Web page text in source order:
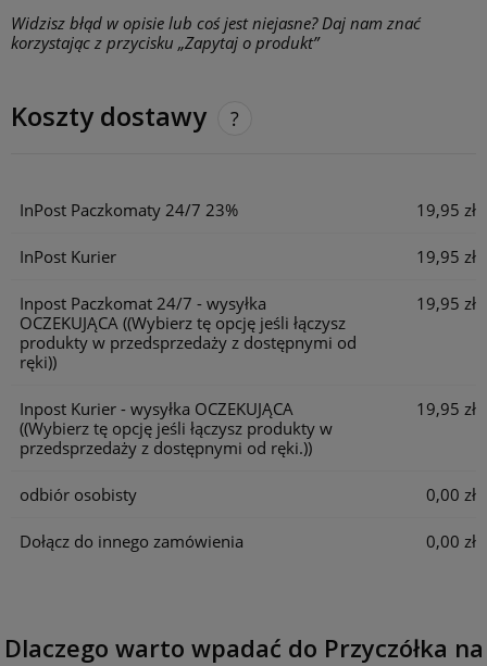
Widzisz błąd w opisie lub coś jest niejasne? Daj nam znać
korzystając z przycisku „Zapytaj o produkt”
Koszty dostawy
InPost Paczkomaty 24/7 23% 19,95 zł
InPost Kurier 19,95 zł
Inpost Paczkomat 24/7 - wysyłka
OCZEKUJĄCA((Wybierz tę opcję jeśli łączysz
produkty w przedsprzedaży z dostępnymi od
ręki))
19,95 zł
Inpost Kurier - wysyłka OCZEKUJĄCA
((Wybierz tę opcję jeśli łączysz produkty w
przedsprzedaży z dostępnymi od ręki.))
19,95 zł
odbiór osobisty 0,00 zł
Dołącz do innego zamówienia 0,00 zł
Dlaczego warto wpadać do Przyczółka na